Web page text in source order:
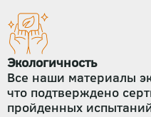
Экологичность
Все наши материалы
что подтверждено
пройденных